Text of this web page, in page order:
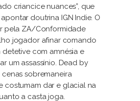
criancice nuances”, que
doutrina IGN Indie. O
pela ZA/Conformidade
jogador afinar comando
detetive com amnésia e
um assassínio. Dead by
sobremaneira
costumam dar e glacial na
a casta joga.